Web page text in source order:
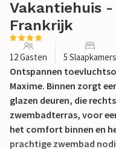
Vakantiehuis
Frankrijk
12 Gasten 5 Slaapkamers
Ontspannen
Maxime. Binnen zorgt
glazen deuren, die
zwembadterras, voor
het comfort binnen en
prachtige zwembad